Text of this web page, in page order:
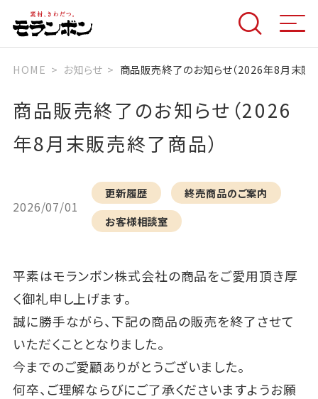
HOME お知らせ 商品販売終了のお知らせ（2026年8月末販
商品販売終了のお知らせ（2026
年8月末販売終了商品）
2026/07/01
更新履歴
終売商品のご案内
お客様相談室
平素はモランボン株式会社の商品をご愛用頂き厚
く御礼申し上げます。
誠に勝手ながら、下記の商品の販売を終了させて
いただくこととなりました。
今までのご愛顧ありがとうございました。
何卒、ご理解ならびにご了承くださいますようお願